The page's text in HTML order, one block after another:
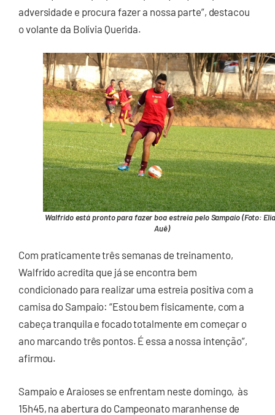
adversidade e procura fazer a nossa parte”, destacou
o volante da Bolívia Querida.
Walfrido está pronto para fazer boa estreia pelo Sampaio (Foto:
Auê)
Com praticamente três semanas de treinamento,
Walfrido acredita que já se encontra bem
condicionado para realizar uma estreia positiva com a
camisa do Sampaio: “Estou bem fisicamente, com a
cabeça tranquila e focado totalmente em começar o
ano marcando três pontos. É essa a nossa intenção”,
afirmou.
Sampaio e Araioses se enfrentam neste domingo, às
15h45, na abertura do Campeonato maranhense de